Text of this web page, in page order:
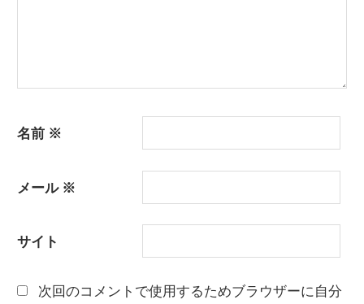
名前 ※
メール ※
サイト
次回のコメントで使用するためブラウザーに自分